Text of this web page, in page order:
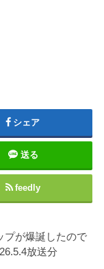
シェア
送る
feedly
プが爆誕したので
放送分